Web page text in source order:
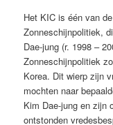
Het KIC is één van
Zonneschijnpolitiek,
Dae-jung (r. 1998 –
Zonneschijnpolitiek
Korea. Dit wierp zijn
mochten naar
Kim Dae-jung en zijn
ontstonden